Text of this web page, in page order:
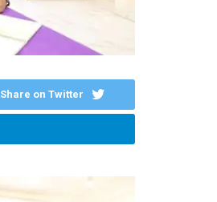
Share on Twitter